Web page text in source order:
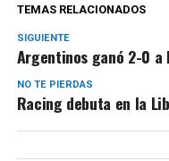
TEMAS RELACIONADOS
SIGUIENTE
Argentinos ganó 2-0 a
NO TE PIERDAS
Racing debuta en la